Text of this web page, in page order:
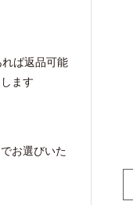
ば返品可能
ます
お選びいた